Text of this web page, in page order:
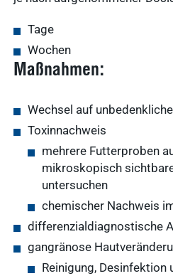
anzeigen
Ergebnisse
anzeigen
novaderma
anzeigen
gründen
Tage
Wochen
Maßnahmen:
Wechsel auf
Toxinnachweis
mehrere Futterproben
mikroskopisch
untersuchen
chemischer Nachweis
differenzialdiagnostische
gangränose
Reinigung, Desinfektion